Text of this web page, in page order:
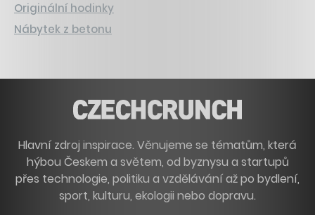
Originální hodinky
Nábytek z betonu
Hlavní zdroj inspirace. Věnujeme se tématům, která
hýbou Českem a světem, od byznysu a startupů
přes technologie, politiku a vzdělávání až po bydlení,
sport, kulturu, ekologii nebo dopravu.